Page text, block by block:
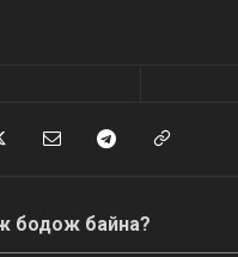
бодож байна?